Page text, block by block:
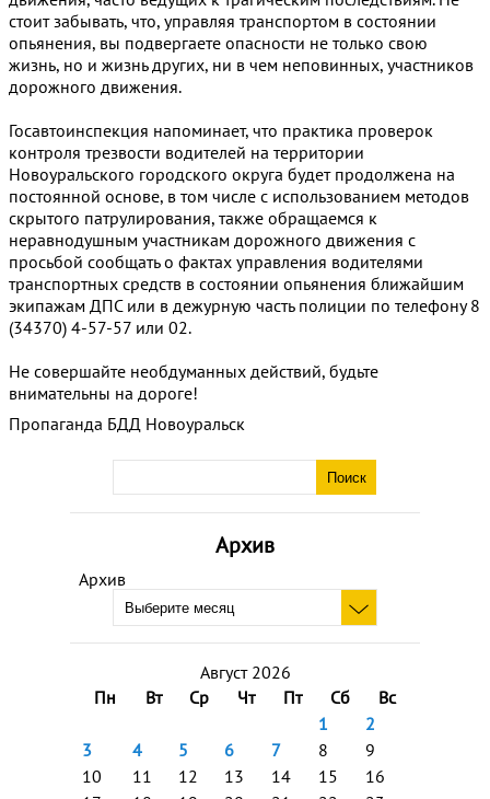
Архив
Архив
Август 2026
Пн
Вт Ср Чт Пт Сб
Вс
1
2
3
4 5 6 7 8
9
10
11 12 13 14 15
16
стоит забывать, что, управляя транспортом в состоянии
опьянения, вы подвергаете опасности не только свою
жизнь, но и жизнь других, ни в чем неповинных, участников
дорожного движения.
Госавтоинспекция напоминает, что практика проверок
контроля трезвости водителей на территории
Новоуральского городского округа будет продолжена на
постоянной основе, в том числе с использованием методов
скрытого патрулирования, также обращаемся к
неравнодушным участникам дорожного движения с
просьбой сообщать о фактах управления водителями
транспортных средств в состоянии опьянения ближайшим
экипажам ДПС или в дежурную часть полиции по телефону 8
(34370) 4-57-57 или 02.
Не совершайте необдуманных действий, будьте
внимательны на дороге!
Пропаганда БДД Новоуральск